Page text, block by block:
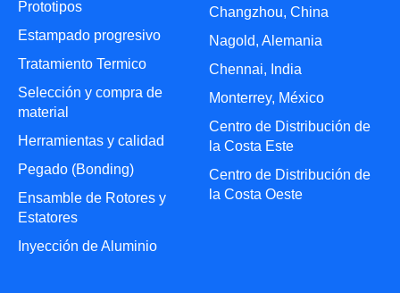
Prototipos
Estampado progresivo
Tratamiento Termico
Selección y compra de
material
Herramientas y calidad
Pegado (Bonding)
Ensamble de Rotores y
Estatores
Inyección de Aluminio
Changzhou, China
Nagold, Alemania
Chennai, India
Monterrey, México
Centro de Distribución de
la Costa Este
Centro de Distribución de
la Costa Oeste